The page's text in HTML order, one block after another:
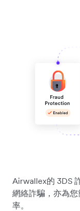
Airwallex的 3DS
網絡詐騙，亦為
率。